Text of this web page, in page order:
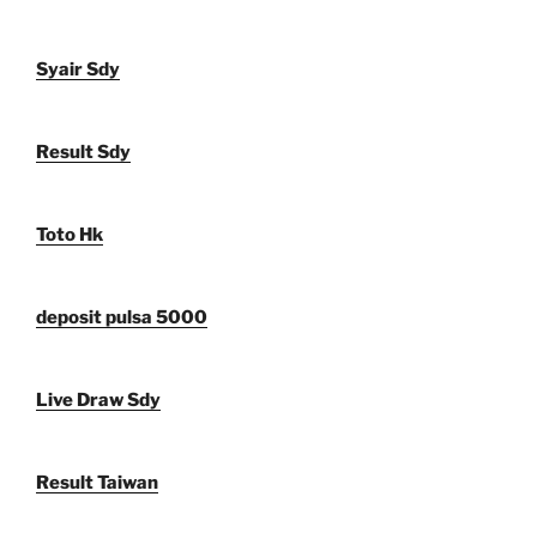
Syair Sdy
Result Sdy
Toto Hk
deposit pulsa 5000
Live Draw Sdy
Result Taiwan